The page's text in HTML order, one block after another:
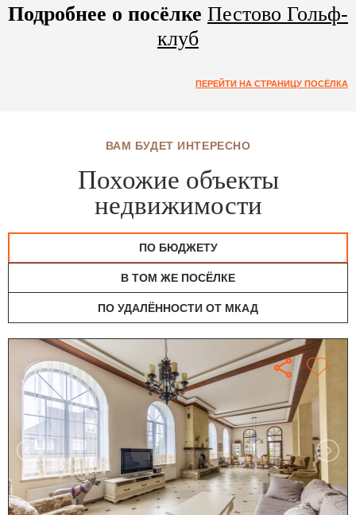
Подробнее о посёлке Пестово Гольф-
клуб
ПЕРЕЙТИ НА СТРАНИЦУ ПОСЁЛКА
ВАМ БУДЕТ ИНТЕРЕСНО
Похожие объекты
недвижимости
ПО БЮДЖЕТУ
В ТОМ ЖЕ ПОСЁЛКЕ
ПО УДАЛЁННОСТИ ОТ МКАД